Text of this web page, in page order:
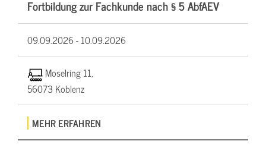
Fortbildung zur Fachkunde nach § 5 AbfAEV
09.09.2026 -10.09.2026
Moselring 11,
56073 Koblenz
MEHR ERFAHREN